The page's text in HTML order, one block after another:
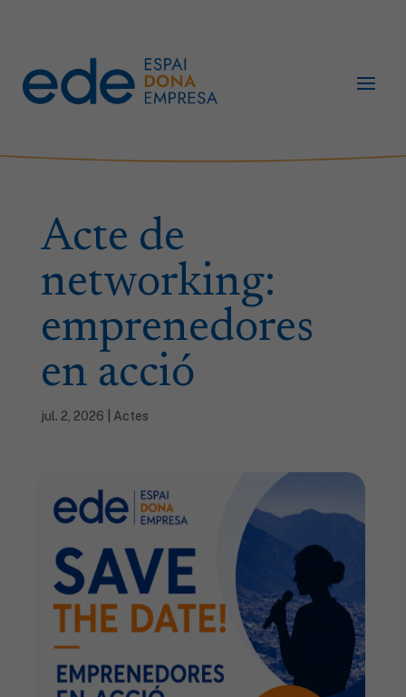
Acte de
networking:
emprenedores
en acció
jul. 2, 2026 Actes